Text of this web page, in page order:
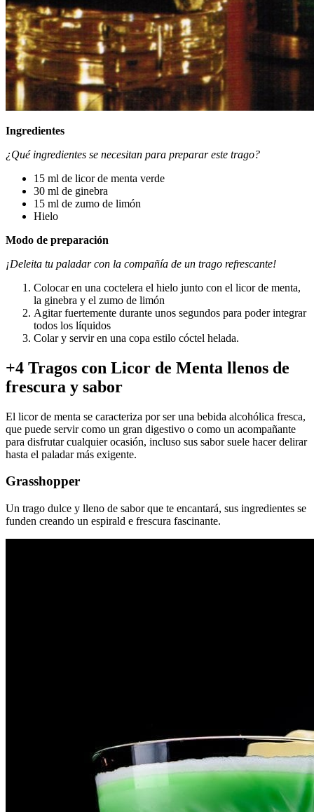
Ingredientes
¿Qué ingredientes se necesitan para preparar este trago?
15 ml de licor de menta verde
30 ml de ginebra
15 ml de zumo de limón
Hielo
Modo de preparación
¡Deleita tu paladar con la compañía de un trago refrescante!
Colocar en una coctelera el hielo junto con el licor de menta,
la ginebra y el zumo de limón
Agitar fuertemente durante unos segundos para poder integrar
todos los líquidos
Colar y servir en una copa estilo cóctel helada.
+4 Tragos con Licor de Menta llenos de
frescura y sabor
El licor de menta se caracteriza por ser una bebida alcohólica fresca,
que puede servir como un gran digestivo o como un acompañante
para disfrutar cualquier ocasión, incluso sus sabor suele hacer delirar
hasta el paladar más exigente.
Grasshopper
Un trago dulce y lleno de sabor que te encantará, sus ingredientes se
funden creando un espirald e frescura fascinante.